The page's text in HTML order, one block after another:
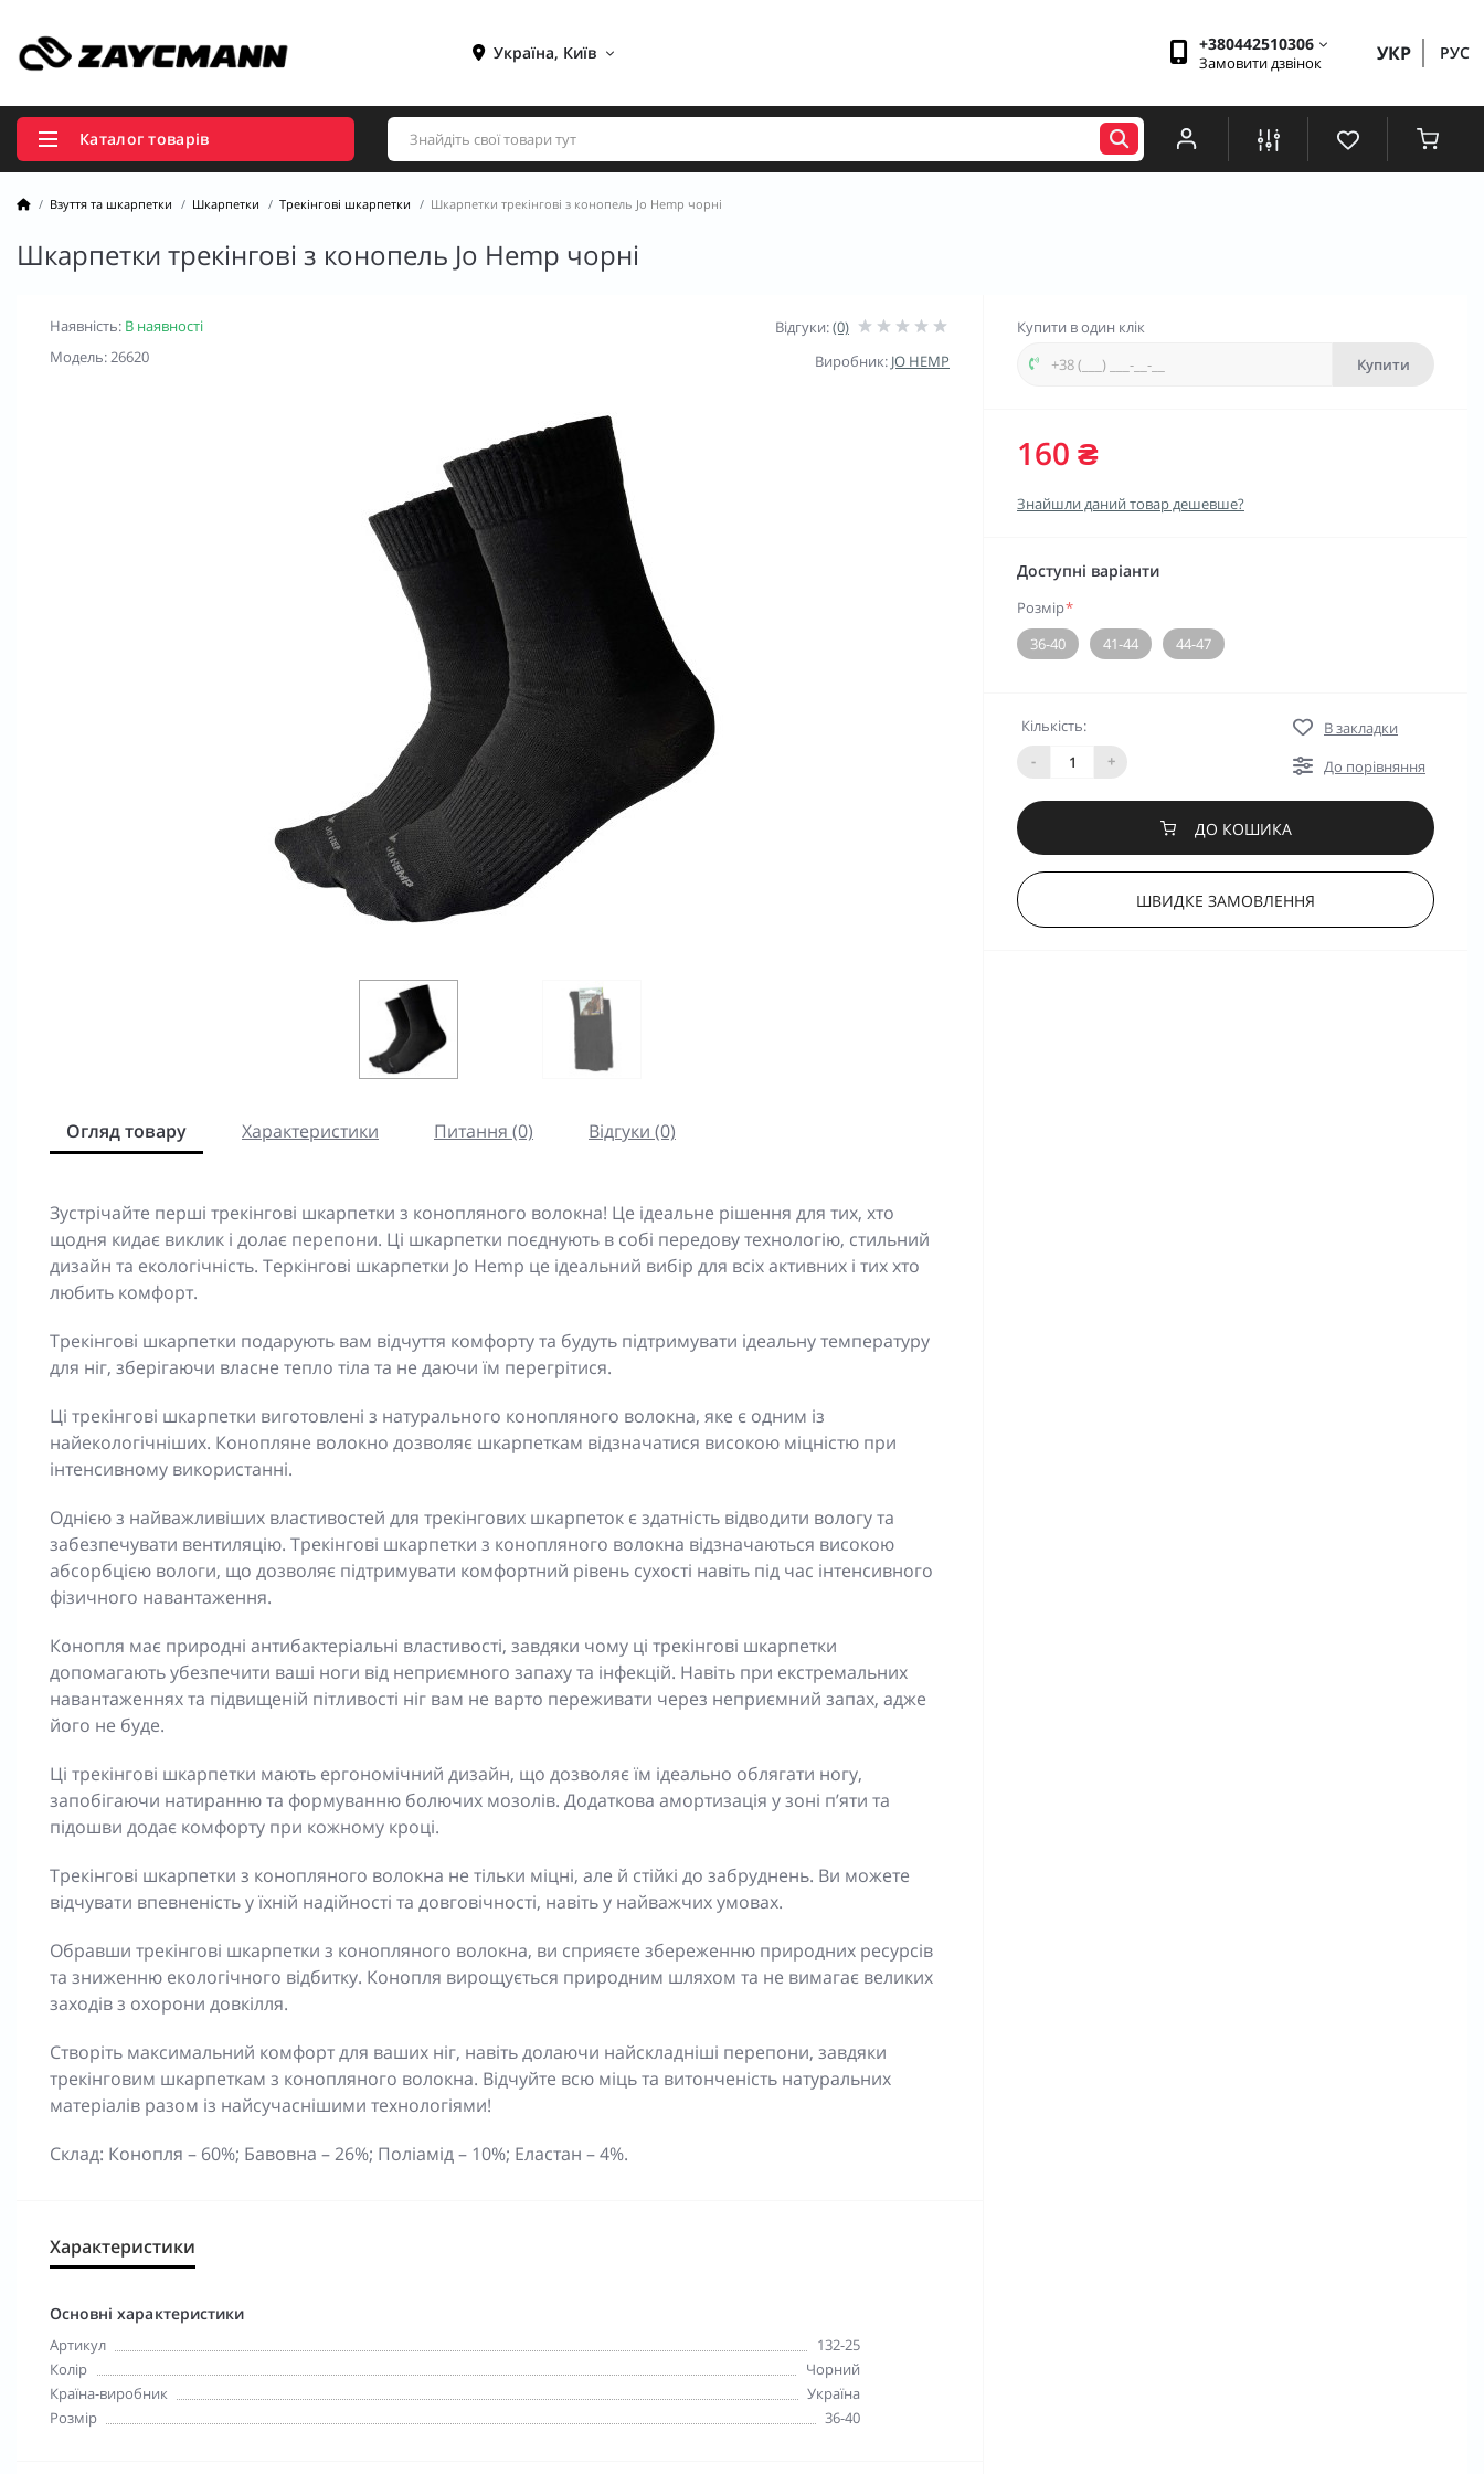
Україна, Київ +380442510306
Замовити дзвінок УКР РУС
Каталог товарів
Взуття та шкарпетки Шкарпетки Трекінгові шкарпетки Шкарпетки трекінгові з конопель Jo Hemp чорні
Шкарпетки трекінгові з конопель Jo Hemp чорні
Наявність: В наявності
Модель: 26620
Відгуки:(0)
Виробник: JO HEMP
Огляд товару Характеристики Питання (0) Відгуки (0)
Зустрічайте перші трекінгові шкарпетки з конопляного волокна! Це ідеальне рішення для тих, хто
щодня кидає виклик і долає перепони. Ці шкарпетки поєднують в собі передову технологію, стильний
дизайн та екологічність. Теркінгові шкарпетки Jo Hemp це ідеальний вибір для всіх активних і тих хто
любить комфорт.
Трекінгові шкарпетки подарують вам відчуття комфорту та будуть підтримувати ідеальну температуру
для ніг, зберігаючи власне тепло тіла та не даючи їм перегрітися.
Ці трекінгові шкарпетки виготовлені з натурального конопляного волокна, яке є одним із
найекологічніших. Конопляне волокно дозволяє шкарпеткам відзначатися високою міцністю при
інтенсивному використанні.
Однією з найважливіших властивостей для трекінгових шкарпеток є здатність відводити вологу та
забезпечувати вентиляцію. Трекінгові шкарпетки з конопляного волокна відзначаються високою
абсорбцією вологи, що дозволяє підтримувати комфортний рівень сухості навіть під час інтенсивного
фізичного навантаження.
Конопля має природні антибактеріальні властивості, завдяки чому ці трекінгові шкарпетки
допомагають убезпечити ваші ноги від неприємного запаху та інфекцій. Навіть при екстремальних
навантаженнях та підвищеній пітливості ніг вам не варто переживати через неприємний запах, адже
його не буде.
Ці трекінгові шкарпетки мають ергономічний дизайн, що дозволяє їм ідеально облягати ногу,
запобігаючи натиранню та формуванню болючих мозолів. Додаткова амортизація у зоні п’яти та
підошви додає комфорту при кожному кроці.
Трекінгові шкарпетки з конопляного волокна не тільки міцні, але й стійкі до забруднень. Ви можете
відчувати впевненість у їхній надійності та довговічності, навіть у найважчих умовах.
Обравши трекінгові шкарпетки з конопляного волокна, ви сприяєте збереженню природних ресурсів
та зниженню екологічного відбитку. Конопля вирощується природним шляхом та не вимагає великих
заходів з охорони довкілля.
Створіть максимальний комфорт для ваших ніг, навіть долаючи найскладніші перепони, завдяки
трекінговим шкарпеткам з конопляного волокна. Відчуйте всю міць та витонченість натуральних
матеріалів разом із найсучаснішими технологіями!
Склад: Конопля – 60%; Бавовна – 26%; Поліамід – 10%; Еластан – 4%.
Характеристики
Основні характеристики
Артикул
132-25
Колір
Чорний
Країна-виробник
Україна
Розмір
36-40
Купити в один клік
Купити
160 ₴
Знайшли даний товар дешевше?
Доступні варіанти
Розмір*
36-40
41-44 44-47
Кількість:
-
+
В закладки
До порівняння
ДО КОШИКА
ШВИДКЕ ЗАМОВЛЕННЯ